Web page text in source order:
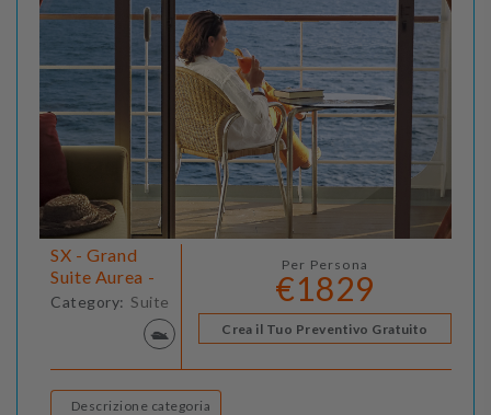
SX - Grand
Suite Aurea -
Category: Suite
Per Persona
€1829
Crea il Tuo Preventivo Gratuito
Descrizione categoria